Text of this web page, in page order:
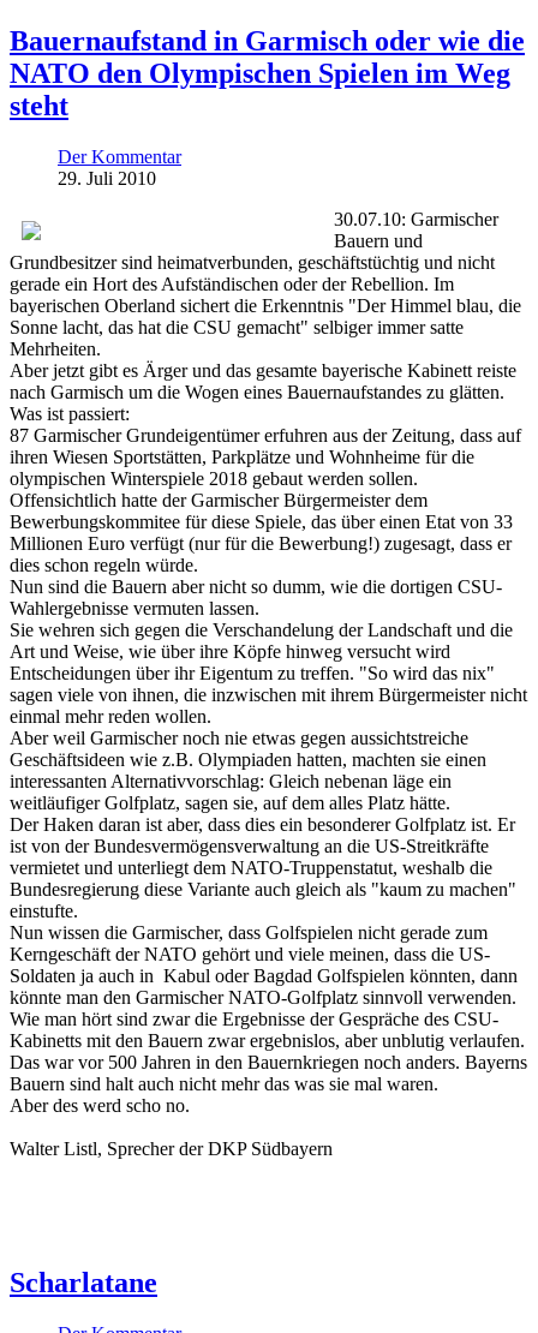
Bauernaufstand in Garmisch oder wie die
NATO den Olympischen Spielen im Weg
steht
Der Kommentar
29. Juli 2010
30.07.10: Garmischer
Bauern und
Grundbesitzer sind heimatverbunden, geschäftstüchtig und nicht
gerade ein Hort des Aufständischen oder der Rebellion. Im
bayerischen Oberland sichert die Erkenntnis "Der Himmel blau, die
Sonne lacht, das hat die CSU gemacht" selbiger immer satte
Mehrheiten.
Aber jetzt gibt es Ärger und das gesamte bayerische Kabinett reiste
nach Garmisch um die Wogen eines Bauernaufstandes zu glätten.
Was ist passiert:
87 Garmischer Grundeigentümer erfuhren aus der Zeitung, dass auf
ihren Wiesen Sportstätten, Parkplätze und Wohnheime für die
olympischen Winterspiele 2018 gebaut werden sollen.
Offensichtlich hatte der Garmischer Bürgermeister dem
Bewerbungskommitee für diese Spiele, das über einen Etat von 33
Millionen Euro verfügt (nur für die Bewerbung!) zugesagt, dass er
dies schon regeln würde.
Nun sind die Bauern aber nicht so dumm, wie die dortigen CSU-
Wahlergebnisse vermuten lassen.
Sie wehren sich gegen die Verschandelung der Landschaft und die
Art und Weise, wie über ihre Köpfe hinweg versucht wird
Entscheidungen über ihr Eigentum zu treffen. "So wird das nix"
sagen viele von ihnen, die inzwischen mit ihrem Bürgermeister nicht
einmal mehr reden wollen.
Aber weil Garmischer noch nie etwas gegen aussichtstreiche
Geschäftsideen wie z.B. Olympiaden hatten, machten sie einen
interessanten Alternativvorschlag: Gleich nebenan läge ein
weitläufiger Golfplatz, sagen sie, auf dem alles Platz hätte.
Der Haken daran ist aber, dass dies ein besonderer Golfplatz ist. Er
ist von der Bundesvermögensverwaltung an die US-Streitkräfte
vermietet und unterliegt dem NATO-Truppenstatut, weshalb die
Bundesregierung diese Variante auch gleich als "kaum zu machen"
einstufte.
Nun wissen die Garmischer, dass Golfspielen nicht gerade zum
Kerngeschäft der NATO gehört und viele meinen, dass die US-
Soldaten ja auch in Kabul oder Bagdad Golfspielen könnten, dann
könnte man den Garmischer NATO-Golfplatz sinnvoll verwenden.
Wie man hört sind zwar die Ergebnisse der Gespräche des CSU-
Kabinetts mit den Bauern zwar ergebnislos, aber unblutig verlaufen.
Das war vor 500 Jahren in den Bauernkriegen noch anders. Bayerns
Bauern sind halt auch nicht mehr das was sie mal waren.
Aber des werd scho no.
Walter Listl, Sprecher der DKP Südbayern
Scharlatane